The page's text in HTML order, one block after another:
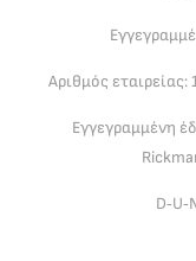
Αριθμός
Εγγεγραμμένη